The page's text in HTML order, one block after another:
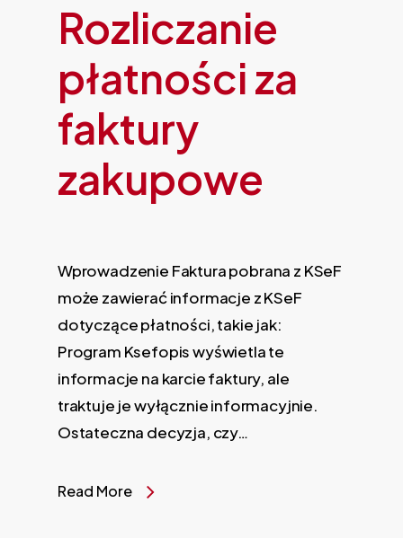
Rozliczanie
płatności za
faktury
zakupowe
Wprowadzenie Faktura pobrana z KSeF
może zawierać informacje z KSeF
dotyczące płatności, takie jak:
Program Ksefopis wyświetla te
informacje na karcie faktury, ale
traktuje je wyłącznie informacyjnie.
Ostateczna decyzja, czy…
Read More